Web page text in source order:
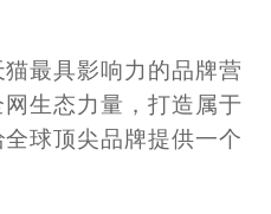
最具影响力的品牌营
生态力量，打造属于
球顶尖品牌提供一个